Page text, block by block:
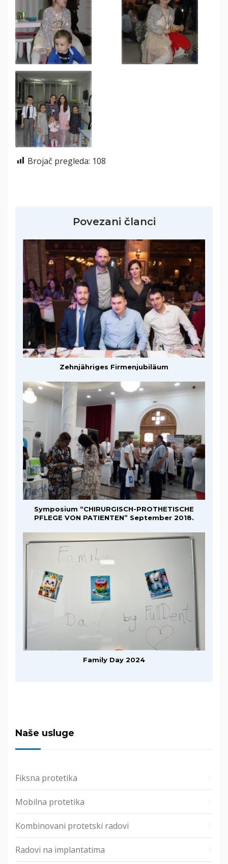
Brojač pregleda: 108
Povezani članci
Zehnjähriges Firmenjubiläum
Symposium “CHIRURGISCH-PROTHETISCHE
PFLEGE VON PATIENTEN” September 2018.
Family Day 2024
Naše usluge
Fiksna protetika
Mobilna protetika
Kombinovani protetski radovi
Radovi na implantatima